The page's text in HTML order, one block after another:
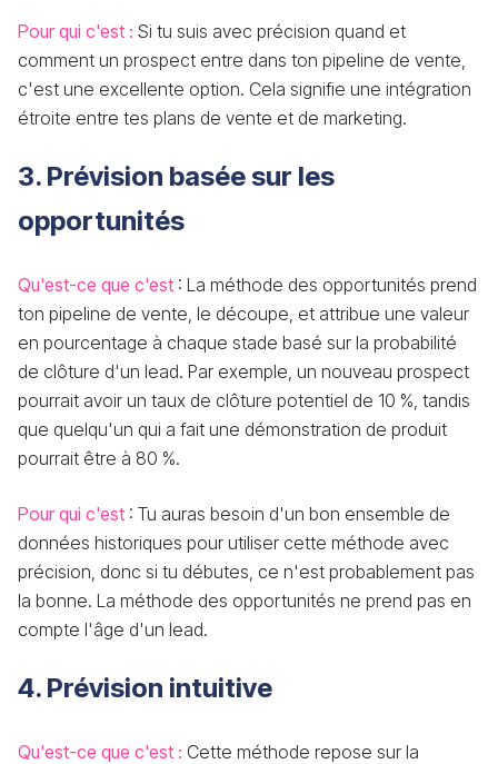
Pour qui c'est : Si tu suis avec précision quand et
comment un prospect entre dans ton pipeline de vente,
c'est une excellente option. Cela signifie une intégration
étroite entre tes plans de vente et de marketing.
3. Prévision basée sur les
opportunités
Qu'est-ce que c'est : La méthode des opportunités prend
ton pipeline de vente, le découpe, et attribue une valeur
en pourcentage à chaque stade basé sur la probabilité
de clôture d'un lead. Par exemple, un nouveau prospect
pourrait avoir un taux de clôture potentiel de 10 %, tandis
que quelqu'un qui a fait une démonstration de produit
pourrait être à 80 %.
Pour qui c'est : Tu auras besoin d'un bon ensemble de
données historiques pour utiliser cette méthode avec
précision, donc si tu débutes, ce n'est probablement pas
la bonne. La méthode des opportunités ne prend pas en
compte l'âge d'un lead.
4. Prévision intuitive
Qu'est-ce que c'est : Cette méthode repose sur la